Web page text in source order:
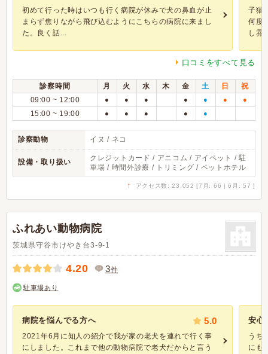
初めて行った時はいつも行く病院が休みで犬の鼻血が止
まらず焦りながら飛び込むようにこちらの病院に来まし
た。良く話...
子猫
何度
し雰
口コミをすべて見る
診察時間 月 火 水 木 金 土 日
祝
09:00 ~ 12:00
● ● ● ● ● ● ●
15:00 ~ 19:00 ● ● ● ● ●
診察動物 イヌ / ネコ
設備・取り扱い
クレジットカード / アニコム / アイペット / 駐
車場 / 時間外診療 / トリミング / ペットホテル
↑ アクセス数: 23,052 [7月: 66 | 6月: 57 ]
ふれあい動物病院
茨城県守谷市けやき台3-9-1
4.20 3件
駐車場あり
病院を悩んでる方へ 5.0
2021年6月に知人の紹介で我が家の老犬を連れで行く事
にしました。これまで他の動物病院で老犬だからと言う
安心
うち
にも